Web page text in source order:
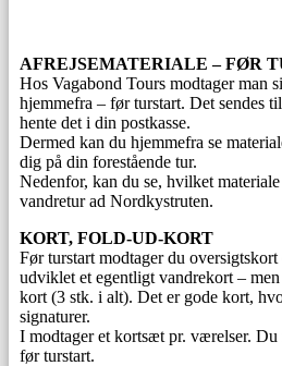
AFREJSEMATERIALE – FØR
Hos Vagabond Tours modtager man
hjemmefra – før turstart. Det sendes
hente det i din postkasse.
Dermed kan du hjemmefra se
dig på din forestående tur.
Nedenfor, kan du se, hvilket
vandretur ad Nordkystruten.
KORT, FOLD-UD-KORT
Før turstart modtager du oversigtskort
udviklet et egentligt vandrekort – men
kort (3 stk. i alt). Det er gode kort,
signaturer.
I modtager et kortsæt pr. værelser. Du
før turstart.